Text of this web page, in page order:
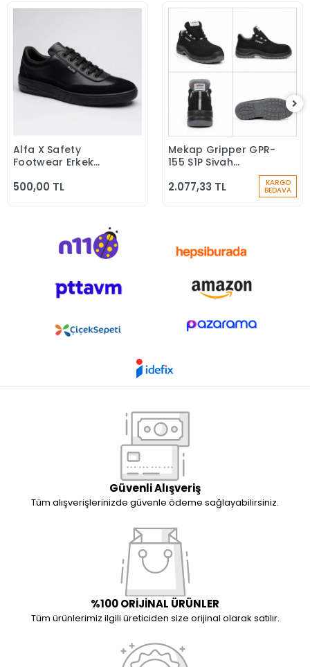
Sepete Ekle
Alfa X Safety
Footwear Erkek
Ayakkabı
500,00 TL
Sepete Ekle
Mekap Gripper GPR-
155 S1P Siyah
Microfiber Kompozit
Iş Güvenlik
2.077,33 TL KARGO
BEDAVA
Güvenli Alışveriş
Tüm alışverişlerinizde güvenle ödeme sağlayabilirsiniz.
%100 ORİJİNAL ÜRÜNLER
Tüm ürünlerimiz ilgili üreticiden size orijinal olarak satılır.